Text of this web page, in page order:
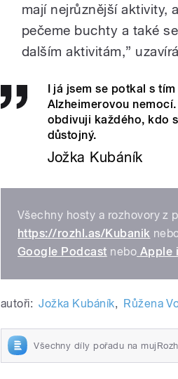
mají nejrůznější aktivity,
pečeme buchty a také
dalším aktivitám,”
I já jsem se potkal s
Alzheimerovou
obdivuji každého, kdo
důstojný.
Jožka Kubáník
Všechny hosty a rozhovory z
https://rozhl.as/Kubanik
Google Podcast nebo Apple
autoři: Jožka Kubáník, Růžena
Všechny díly pořadu na